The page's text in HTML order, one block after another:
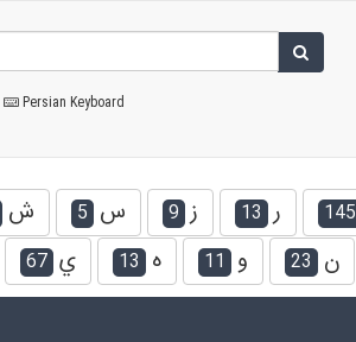
Persian Keyboard
145 ر 13 ز 9 س 5 ش
ن 23 و 11 ه 13 ي 67